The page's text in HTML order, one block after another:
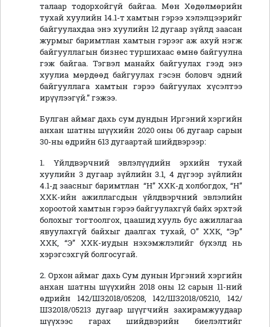
Булган аймаг дахь сум дундын Иргэний хэргийн
анхан шатны шүүхийн 2020 оны 06 дугаар сарын
30-ны өдрийн 613 дугаартай шийдвэрээр:
1. Үйлдвэрчний эвлэлүүдийн эрхийн тухай
хуулийн 3 дугаар зүйлийн 3.1, 4 дүгээр зүйлийн
4.1-д заасныг баримтлан “Н” ХХК-д холбогдох, “Н”
ХХК-ийн ажиллагсдын үйлдвэрчний эвлэлийн
хороотой хамтын гэрээ байгуулахгүй байх эрхтэй
болохыг тогтоолгох, цаашид хууль бус ажиллагаа
явуулахгүй байхыг даалгах тухай, О” ХХК, “Эр”
ХХК, “Э” ХХК-иудын нэхэмжлэлийг бүхэлд нь
хэрэгсэхгүй болгосугай.
2. Орхон аймаг дахь Сум дунын Иргэний хэргийн
анхан шатны шүүхийн 2018 оны 12 сарын 11-ний
өдрийн 142/ШЗ2018/05208, 142/ШЗ2018/05210, 142/
ШЗ2018/05213 дугаар шүүгчийн захирамжуудаар
шүүхээс гарах шийдвэрийн биелэлтийг